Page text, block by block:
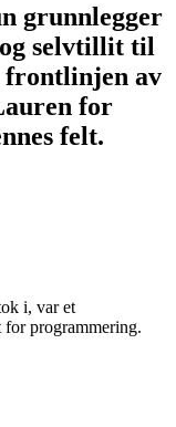
grunnlegger
selvtillit til
frontlinjen av
for
felt.
i, var et
for programmering.